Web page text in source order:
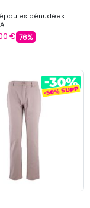
dénudées
€ 76%